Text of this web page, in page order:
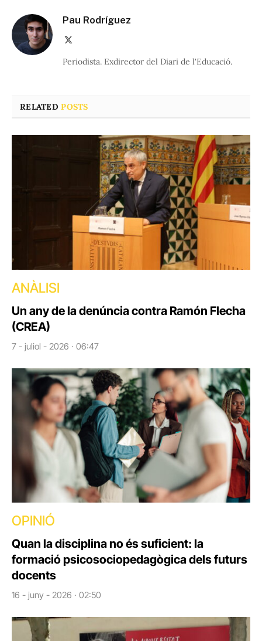
Pau Rodríguez
Periodista. Exdirector del Diari de l'Educació.
RELATEDPOSTS
ANÀLISI
Un any de la denúncia contra Ramón Flecha
(CREA)
7 - juliol - 2026 · 06:47
OPINIÓ
Quan la disciplina no és suficient: la
formació psicosociopedagògica dels futurs
docents
16 - juny - 2026 · 02:50